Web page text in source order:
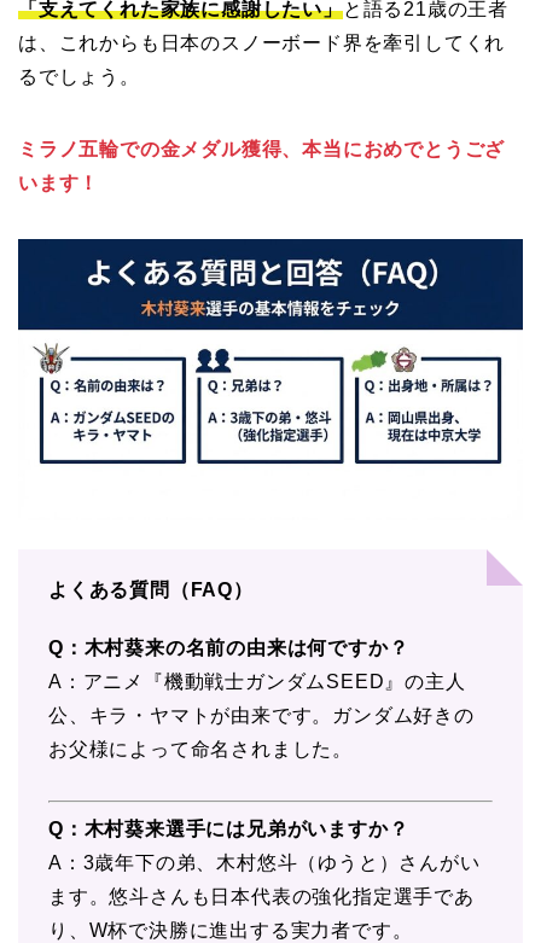
「支えてくれた家族に感謝したい」と語る21歳の王者
は、これからも日本のスノーボード界を牽引してくれ
るでしょう。
ミラノ五輪での金メダル獲得、本当におめでとうござ
います！
よくある質問（FAQ）
Q：木村葵来の名前の由来は何ですか？
A：アニメ『機動戦士ガンダムSEED』の主人
公、キラ・ヤマトが由来です。ガンダム好きの
お父様によって命名されました。
Q：木村葵来選手には兄弟がいますか？
A：3歳年下の弟、木村悠斗（ゆうと）さんがい
ます。悠斗さんも日本代表の強化指定選手であ
り、W杯で決勝に進出する実力者です。